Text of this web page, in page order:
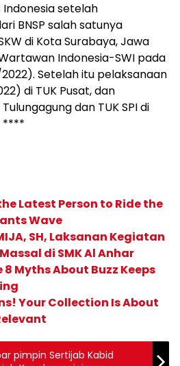
Indonesia setelah
BNSP salah satunya
di Kota Surabaya, Jawa
Indonesia-SWI pada
Setelah itu pelaksanaan
di TUK Pusat, dan
dan TUK SPI di
****
Latest Person to Ride the
Wave
SH, Laksanan Kegiatan
di SMK Al Anhar
8 Myths About Buzz Keeps
Your Collection Is About
pimpin Sertijab Kabid